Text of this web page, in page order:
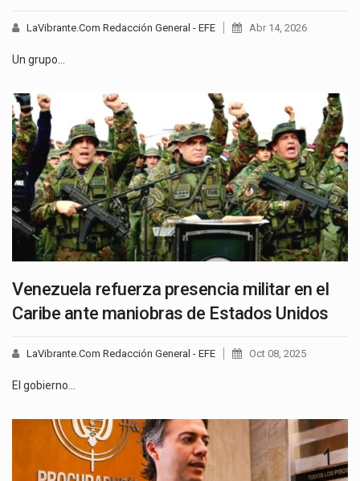
LaVibrante.Com Redacción General - EFE Abr 14, 2026
Un grupo…
Venezuela refuerza presencia militar en el
Caribe ante maniobras de Estados Unidos
LaVibrante.Com Redacción General - EFE Oct 08, 2025
El gobierno…